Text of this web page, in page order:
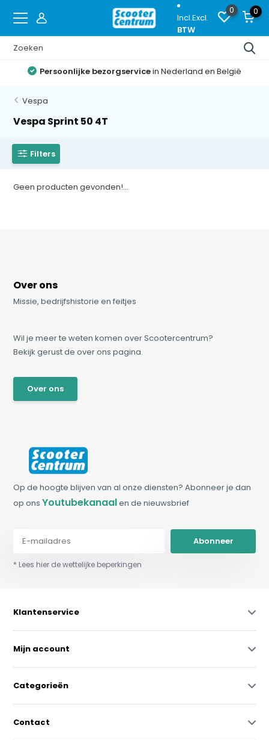
Incl.Excl.
BTW
0 0
Persoonlijke bezorgservicein Nederland en België
Vespa
Vespa Sprint 50 4T
Filters
Geen producten gevonden!...
Over ons
Missie, bedrijfshistorie en feitjes
Wil je meer te weten komen over Scootercentrum?
Bekijk gerust de over ons pagina.
Over ons
Op de hoogte blijven van al onze diensten? Abonneer je dan
op onsYoutubekanaalen de nieuwsbrief
Abonneer
* Lees hier de wettelijke beperkingen
Klantenservice
Mijn account
Categorieën
Contact